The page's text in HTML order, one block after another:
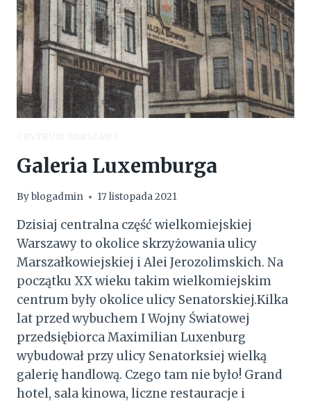
Galeria Luxemburga
Byblogadmin 17 listopada 2021
Dzisiaj centralna część wielkomiejskiej
Warszawy to okolice skrzyżowania ulicy
Marszałkowiejskiej i Alei Jerozolimskich. Na
początku XX wieku takim wielkomiejskim
centrum były okolice ulicy Senatorskiej.Kilka
lat przed wybuchem I Wojny Światowej
przedsiębiorca Maximilian Luxenburg
wybudował przy ulicy Senatorksiej wielką
galerię handlową. Czego tam nie było! Grand
hotel, sala kinowa, liczne restauracje i